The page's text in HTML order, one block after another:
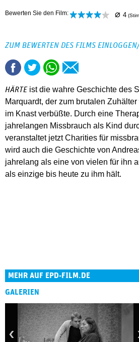
Bewerten Sie den Film: ⌀ 4
ZUM BEWERTEN DES FILMS
HÄRTEist die wahre Geschichte des
Marquardt, der zum brutalen
im Knast verbüßte. Durch eine
jahrelangen Missbrauch als Kind
veranstaltet jetzt Charities für
wird auch die Geschichte von
jahrelang als eine von vielen für ihn
als einzige bis heute zu ihm hält.
MEHR AUF EPD-FILM.DE
GALERIEN